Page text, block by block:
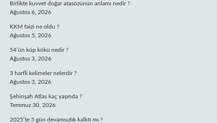
Birlikte kuvvet doğar atasözünün anlamı nedir ?
Ağustos 6, 2026
KKM faizi ne oldu ?
Ağustos 5, 2026
54’ün küp kökü nedir ?
Ağustos 3, 2026
3 harfli kelimeler nelerdir ?
Ağustos 3, 2026
Şehinşah Atlas kaç yaşında ?
Temmuz 30, 2026
2025’te 5 gün devamsızlık kalktı mı ?